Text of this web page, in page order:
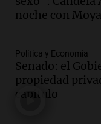
San
Audio.
en Santa
Panorama
noche con
Política y Economía
Senado: el
propiedad
capítulo